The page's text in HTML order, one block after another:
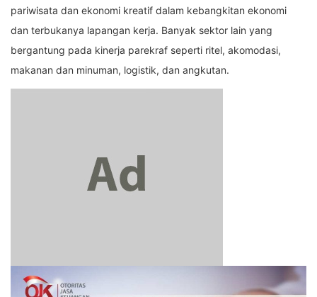
pariwisata dan ekonomi kreatif dalam kebangkitan ekonomi
dan terbukanya lapangan kerja. Banyak sektor lain yang
bergantung pada kinerja parekraf seperti ritel, akomodasi,
makanan dan minuman, logistik, dan angkutan.